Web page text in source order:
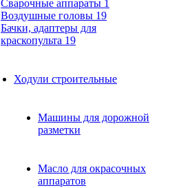
Сварочные аппараты 1
Воздушные головы 19
Бачки, адаптеры для
краскопульта 19
Ходули строительные
Машины для дорожной
разметки
Масло для окрасочных
аппаратов